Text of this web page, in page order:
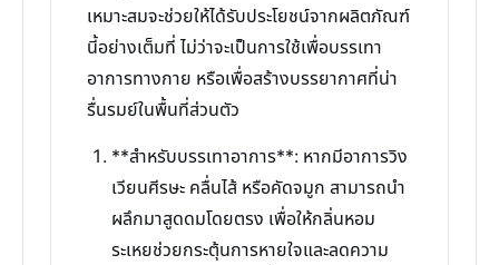
เหมาะสมจะช่วยให้ได้รับประโยชน์จากผลิตภัณฑ์
นี้อย่างเต็มที่ ไม่ว่าจะเป็นการใช้เพื่อบรรเทา
อาการทางกาย หรือเพื่อสร้างบรรยากาศที่น่า
รื่นรมย์ในพื้นที่ส่วนตัว
**สำหรับบรรเทาอาการ**: หากมีอาการวิง
เวียนศีรษะ คลื่นไส้ หรือคัดจมูก สามารถนำ
ผลึกมาสูดดมโดยตรง เพื่อให้กลิ่นหอม
ระเหยช่วยกระตุ้นการหายใจและลดความ